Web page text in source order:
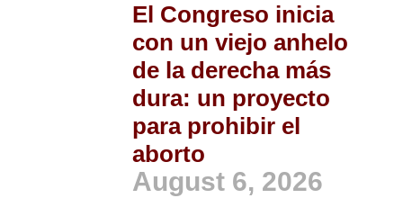
El Congreso inicia
con un viejo anhelo
de la derecha más
dura: un proyecto
para prohibir el
aborto
August 6, 2026